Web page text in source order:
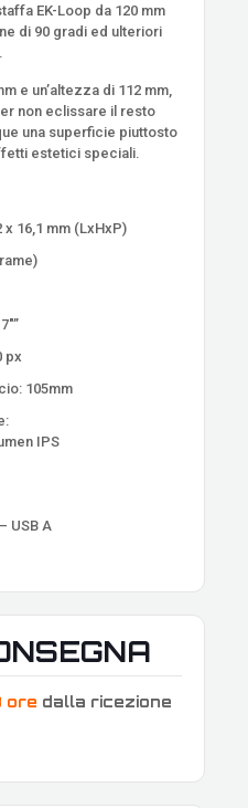
EK-Loop da 120 mm
di 90 gradi ed ulteriori
e un’altezza di 112 mm,
non eclissare il resto
una superficie piuttosto
estetici speciali.
x 16,1 mm (LxHxP)
px
105mm
IPS
USB A
ore dalla ricezione